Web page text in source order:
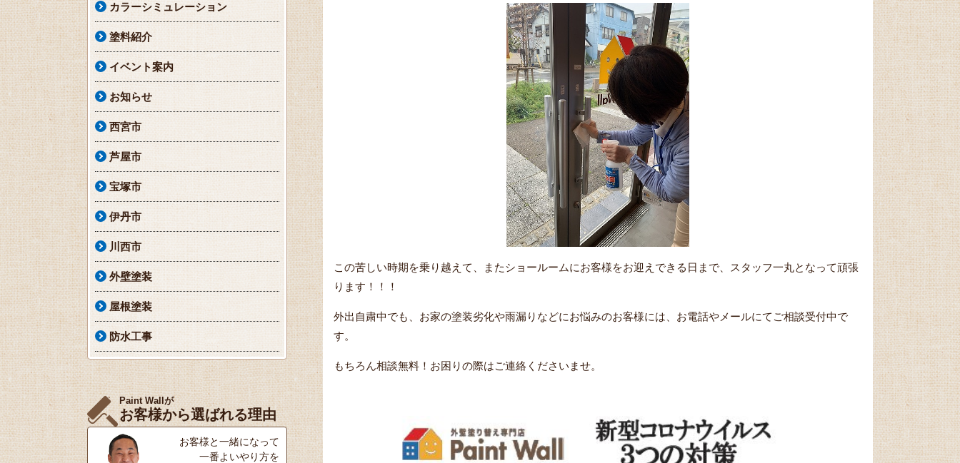
この苦しい時期を乗り越えて、またショールームにお客様をお迎えできる日まで、スタッフ一丸となって頑張
ります！！！
外出自粛中でも、お家の塗装劣化や雨漏りなどにお悩みのお客様には、お電話やメールにてご相談受付中で
す。
もちろん相談無料！お困りの際はご連絡くださいませ。
カラーシミュレーション
塗料紹介
イベント案内
お知らせ
西宮市
芦屋市
宝塚市
伊丹市
川西市
外壁塗装
屋根塗装
防水工事
Paint Wallが
お客様から選ばれる理由
お客様と一緒になって
一番よいやり方を